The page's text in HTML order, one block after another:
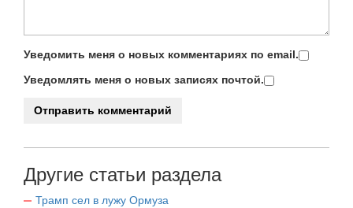
Уведомить меня о новых комментариях по email.
Уведомлять меня о новых записях почтой.
Другие статьи раздела
Трамп сел в лужу Ормуза